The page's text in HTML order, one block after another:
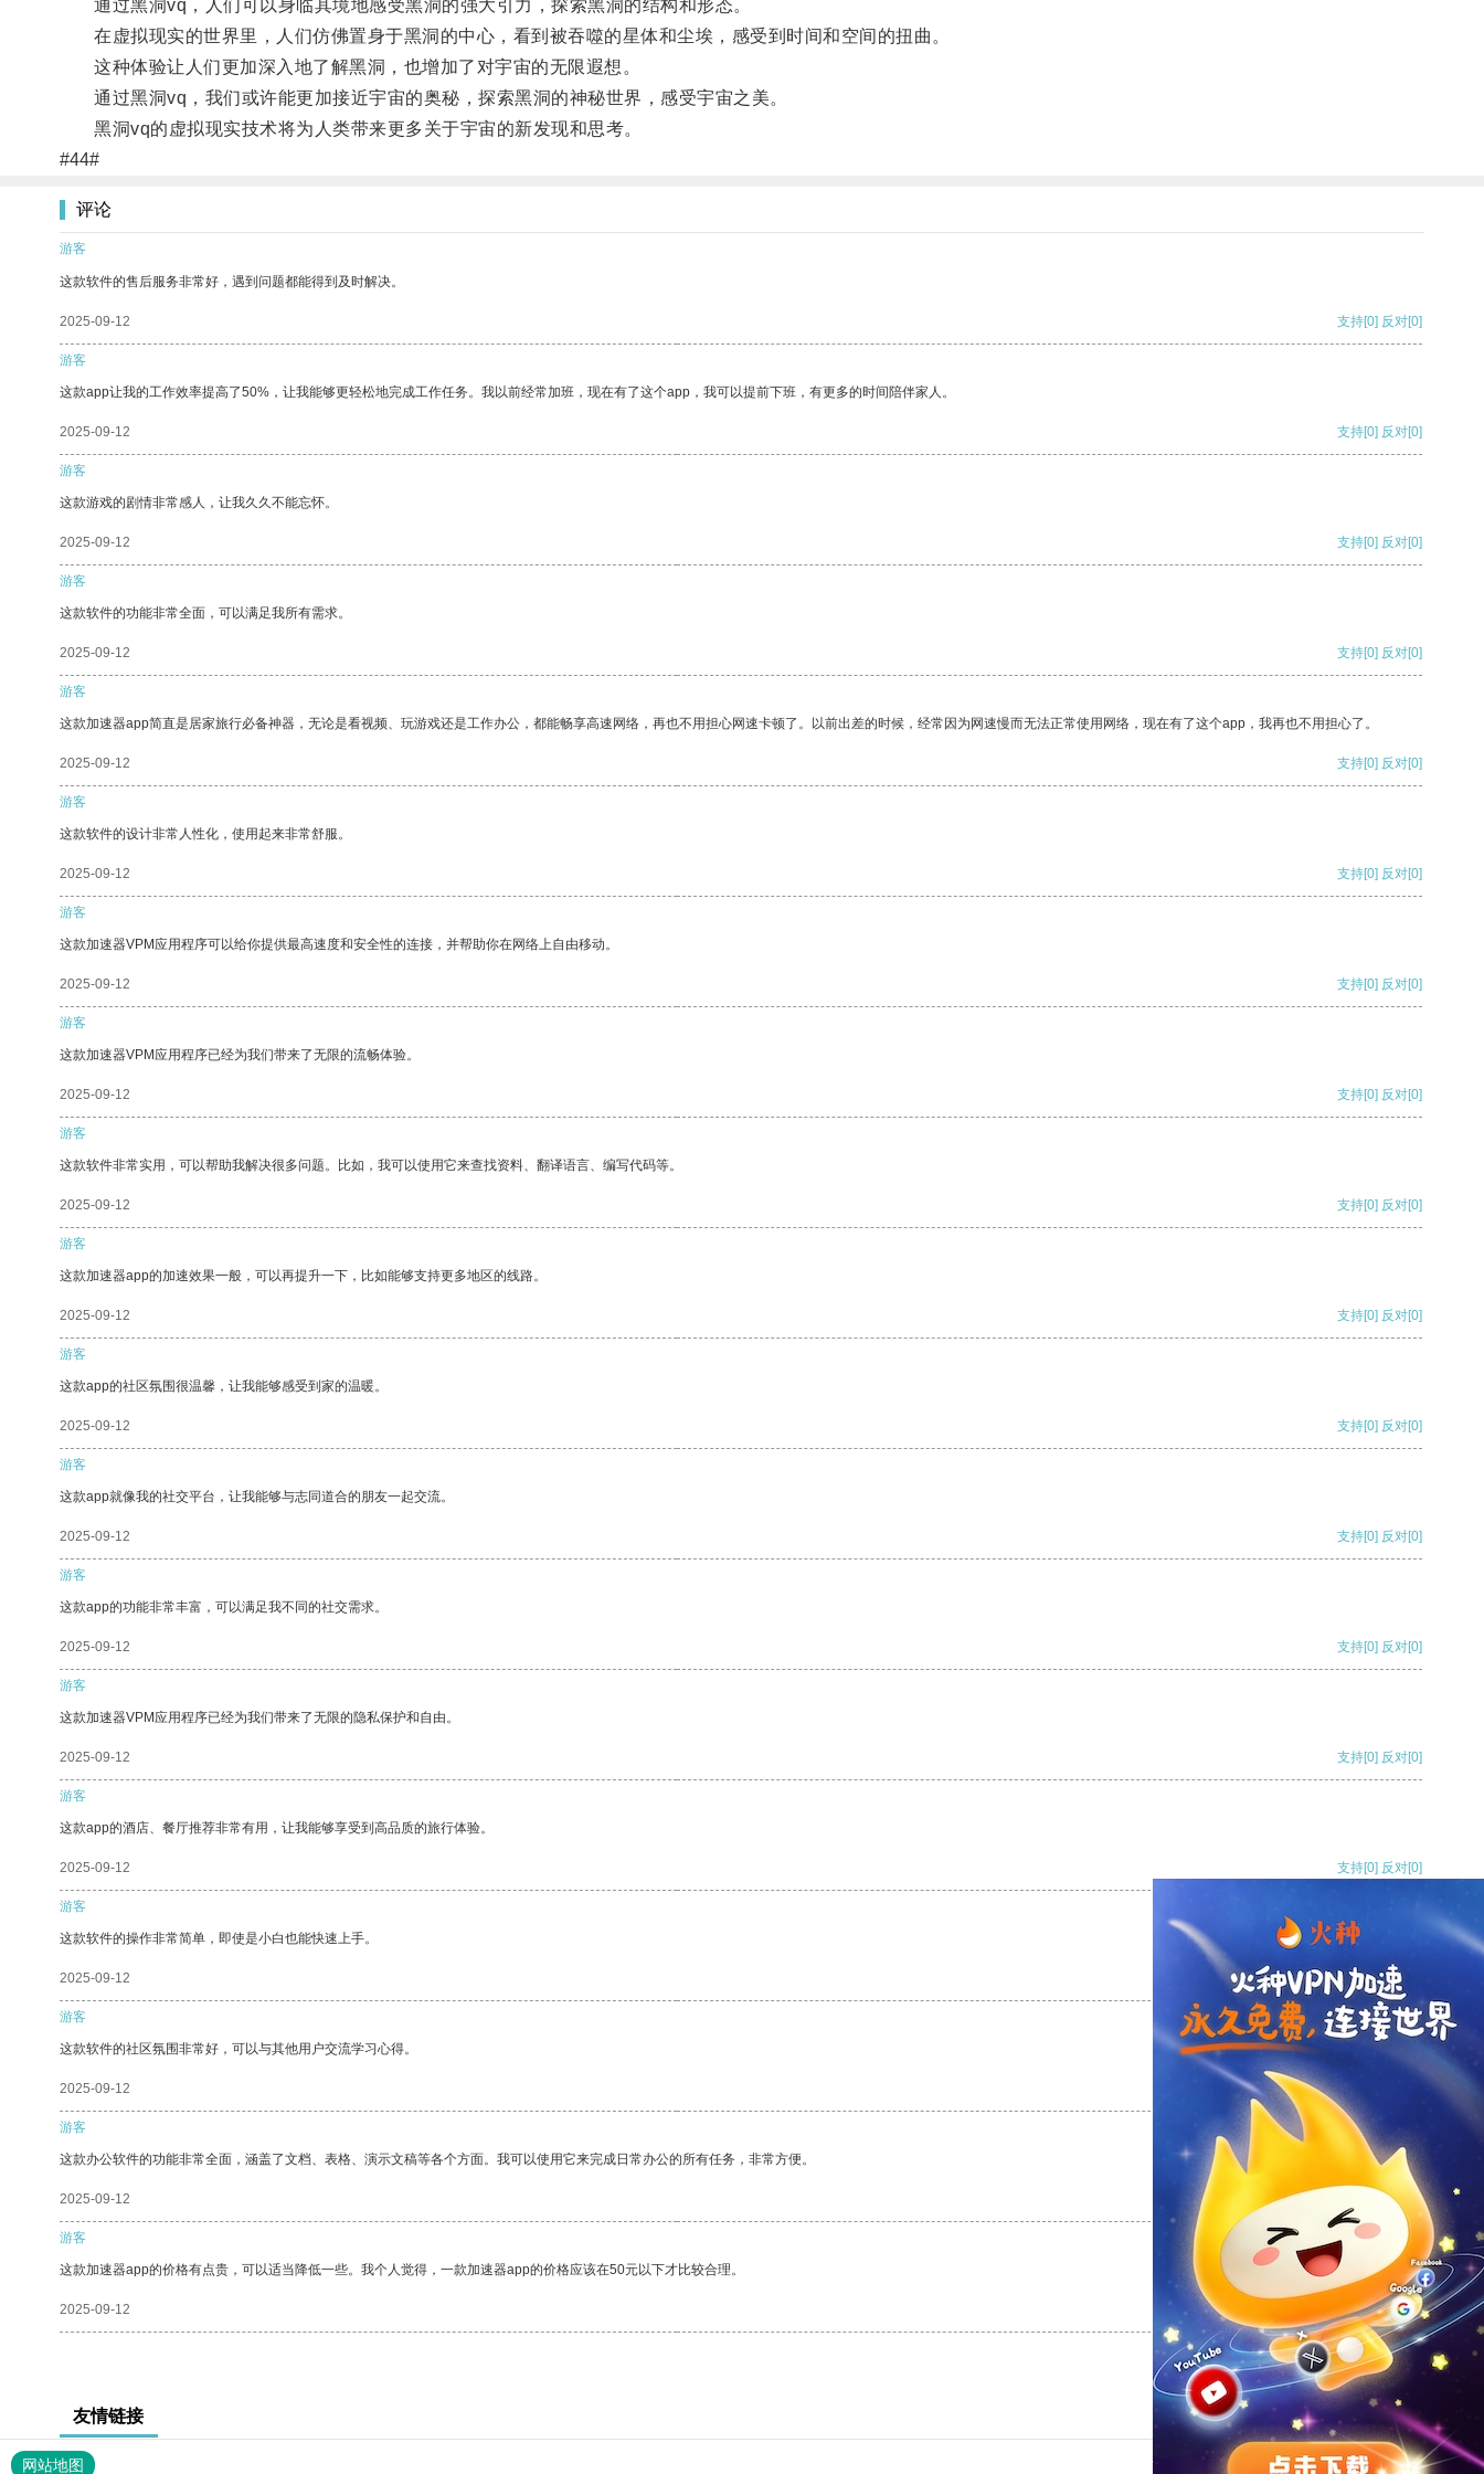
通过黑洞vq，人们可以身临其境地感受黑洞的强大引力，探索黑洞的结构和形态。
在虚拟现实的世界里，人们仿佛置身于黑洞的中心，看到被吞噬的星体和尘埃，感受到时间和空间的扭曲。
这种体验让人们更加深入地了解黑洞，也增加了对宇宙的无限遐想。
通过黑洞vq，我们或许能更加接近宇宙的奥秘，探索黑洞的神秘世界，感受宇宙之美。
黑洞vq的虚拟现实技术将为人类带来更多关于宇宙的新发现和思考。
#44#
评论
游客
这款软件的售后服务非常好，遇到问题都能得到及时解决。
2025-09-12 支持[0] 反对[0]
游客
这款app让我的工作效率提高了50%，让我能够更轻松地完成工作任务。我以前经常加班，现在有了这个app，我可以提前下班，有更多的时间陪伴家人。
2025-09-12 支持[0] 反对[0]
游客
这款游戏的剧情非常感人，让我久久不能忘怀。
2025-09-12 支持[0] 反对[0]
游客
这款软件的功能非常全面，可以满足我所有需求。
2025-09-12 支持[0] 反对[0]
游客
这款加速器app简直是居家旅行必备神器，无论是看视频、玩游戏还是工作办公，都能畅享高速网络，再也不用担心网速卡顿了。以前出差的时候，经常因为网速慢而无法正常使用网络，现在有了这个app，我再也不用担心了。
2025-09-12 支持[0] 反对[0]
游客
这款软件的设计非常人性化，使用起来非常舒服。
2025-09-12 支持[0] 反对[0]
游客
这款加速器VPM应用程序可以给你提供最高速度和安全性的连接，并帮助你在网络上自由移动。
2025-09-12 支持[0] 反对[0]
游客
这款加速器VPM应用程序已经为我们带来了无限的流畅体验。
2025-09-12 支持[0] 反对[0]
游客
这款软件非常实用，可以帮助我解决很多问题。比如，我可以使用它来查找资料、翻译语言、编写代码等。
2025-09-12 支持[0] 反对[0]
游客
这款加速器app的加速效果一般，可以再提升一下，比如能够支持更多地区的线路。
2025-09-12 支持[0] 反对[0]
游客
这款app的社区氛围很温馨，让我能够感受到家的温暖。
2025-09-12 支持[0] 反对[0]
游客
这款app就像我的社交平台，让我能够与志同道合的朋友一起交流。
2025-09-12 支持[0] 反对[0]
游客
这款app的功能非常丰富，可以满足我不同的社交需求。
2025-09-12 支持[0] 反对[0]
游客
这款加速器VPM应用程序已经为我们带来了无限的隐私保护和自由。
2025-09-12 支持[0] 反对[0]
游客
这款app的酒店、餐厅推荐非常有用，让我能够享受到高品质的旅行体验。
2025-09-12 支持[0] 反对[0]
游客
这款软件的操作非常简单，即使是小白也能快速上手。
2025-09-12 支持[0] 反对
游客
这款软件的社区氛围非常好，可以与其他用户交流学习心得。
2025-09-12 支持
游客
这款办公软件的功能非常全面，涵盖了文档、表格、演示文稿等各个方面。我可以使用它来完成日常办公的所有任务，非常方便。
2025-09-12 反对 [0]
游客
这款加速器app的价格有点贵，可以适当降低一些。我个人觉得，一款加速器app的价格应该在50元以下才比较合理。
2025-09-12 支持[0] 反对[0]
友情链接
网站地图